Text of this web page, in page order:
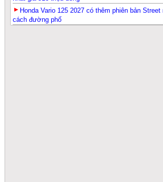
Honda Vario 125 2027 có thêm phiên bản Street
cách đường phố